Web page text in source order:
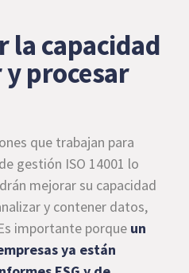
la capacidad
procesar
que trabajan para
gestión ISO 14001 lo
mejorar su capacidad
y contener datos,
importante porque un
ya están